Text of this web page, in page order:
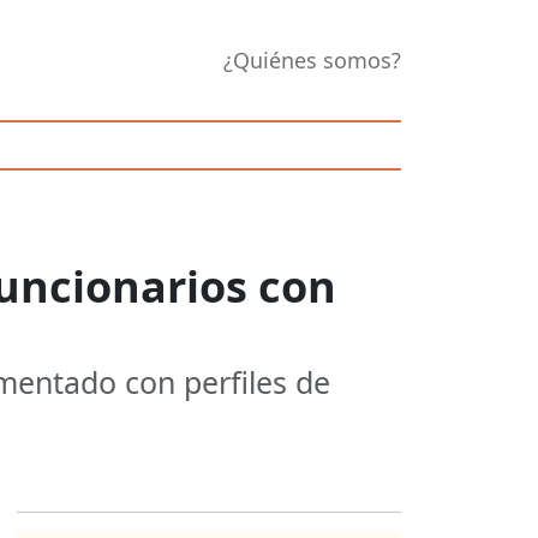
¿Quiénes somos?
con
con perfiles de